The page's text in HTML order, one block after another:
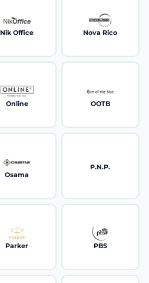
Nik Office Nova Rico
Online OOTB
Osama
P.N.P.
Parker PBS